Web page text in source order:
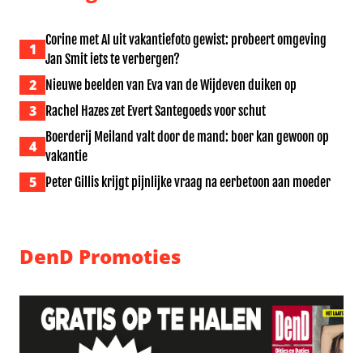
1
Corine met AI uit vakantiefoto gewist: probeert omgeving
Jan Smit iets te verbergen?
2 Nieuwe beelden van Eva van de Wijdeven duiken op
3 Rachel Hazes zet Evert Santegoeds voor schut
4
Boerderij Meiland valt door de mand: boer kan gewoon op
vakantie
5 Peter Gillis krijgt pijnlijke vraag na eerbetoon aan moeder
DenD Promoties